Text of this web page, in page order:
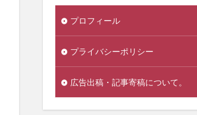
プロフィール
プライバシーポリシー
広告出稿・記事寄稿について。